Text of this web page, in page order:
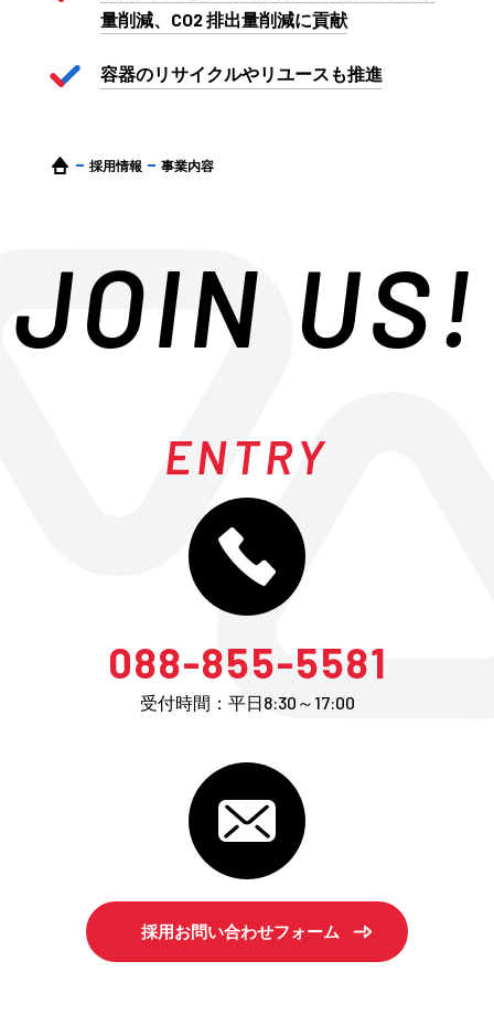
量削減、CO2 排出量削減に貢献
容器のリサイクルやリユースも推進
採用情報 事業内容
JOIN US!
ENTRY
088-855-5581
受付時間：平日8:30～17:00
採用お問い合わせフォーム